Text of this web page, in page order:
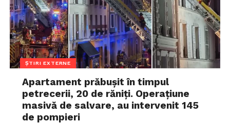
ȘTIRI EXTERNE
Apartament prăbușit în timpul
petrecerii, 20 de răniți. Operațiune
masivă de salvare, au intervenit 145
de pompieri